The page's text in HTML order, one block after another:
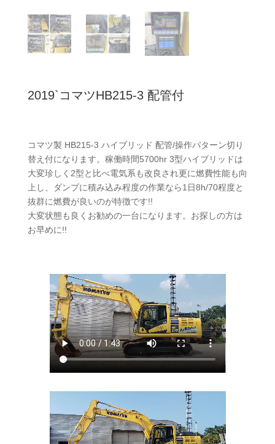
2019`コマツHB215-3 配管付
コマツ製 HB215-3 ハイブリッド 配管/操作パターン切り
替え付になります。稼働時間5700hr 3型ハイブリッドは
大変珍しく2型と比べ電気系も改良され更に燃費性能も向
上し、ダンプに積み込み程度の作業なら1日8h/70程度と
抜群に燃費が良いのが特徴です!!
大変状態も良くお勧めの一台になります。お探しの方は
お早めに!!